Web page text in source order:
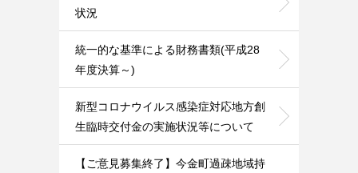
状況
統一的な基準による財務書類(平成28
年度決算～)
新型コロナウイルス感染症対応地方創
生臨時交付金の実施状況等について
【ご意見募集終了】今金町過疎地域持